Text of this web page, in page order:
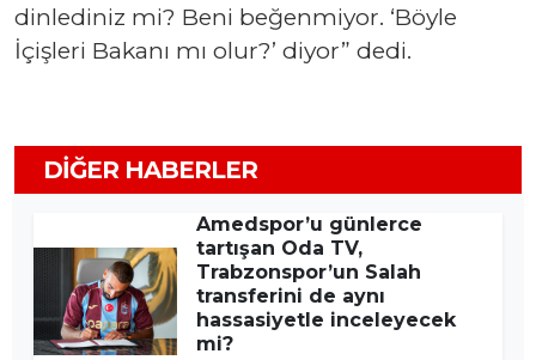
dinlediniz mi? Beni beğenmiyor. ‘Böyle
İçişleri Bakanı mı olur?’ diyor” dedi.
DIĞER HABERLER
Amedspor’u günlerce
tartışan Oda TV,
Trabzonspor’un Salah
transferini de aynı
hassasiyetle inceleyecek
mi?